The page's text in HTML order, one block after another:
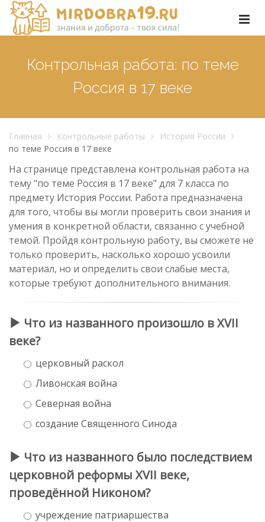
Контрольная работа: по теме
Россия в 17 веке
Главная Контрольные работы
История России
по теме Россия в 17 веке
На странице представлена контрольная работа на
тему "по теме Россия в 17 веке" для 7 класса по
предмету История России. Работа предназначена
для того, чтобы вы могли проверить свои знания и
умения в конкретной области, связанно с учебной
темой. Пройдя контрольную работу, вы сможете не
только проверить, насколько хорошо усвоили
материал, но и определить свои слабые места,
которые требуют дополнительного внимания.
Что из названного произошло в XVII
веке?
церковный раскол
Ливонская война
Северная война
создание Священного Синода
Что из названного было последствием
церковной реформы XVII веке,
проведённой Никоном?
учреждение патриаршества